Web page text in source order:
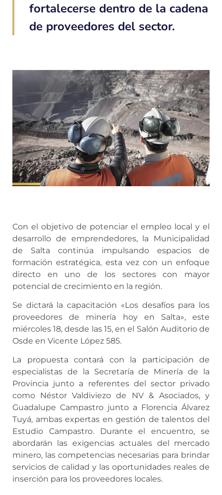
fortalecerse dentro de la cadena
de proveedores del sector.
Con el objetivo de potenciar el empleo local y el
desarrollo de emprendedores, la Municipalidad
de Salta continúa impulsando espacios de
formación estratégica, esta vez con un enfoque
directo en uno de los sectores con mayor
potencial de crecimiento en la región.
Se dictará la capacitación «Los desafíos para los
proveedores de minería hoy en Salta», este
miércoles 18, desde las 15, en el Salón Auditorio de
Osde en Vicente López 585.
La propuesta contará con la participación de
especialistas de la Secretaría de Minería de la
Provincia junto a referentes del sector privado
como Néstor Valdiviezo de NV & Asociados, y
Guadalupe Campastro junto a Florencia Álvarez
Tuyá, ambas expertas en gestión de talentos del
Estudio Campastro. Durante el encuentro, se
abordarán las exigencias actuales del mercado
minero, las competencias necesarias para brindar
servicios de calidad y las oportunidades reales de
inserción para los proveedores locales.